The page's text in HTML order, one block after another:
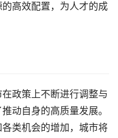
高效配置，为人才的成
政策上不断进行调整与
动自身的高质量发展。
类机会的增加，城市将